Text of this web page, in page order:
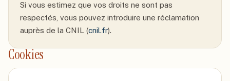
Si vous estimez que vos droits ne sont pas
respectés, vous pouvez introduire une réclamation
auprès de la CNIL (cnil.fr).
Cookies